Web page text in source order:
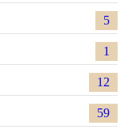
5
1
12
59